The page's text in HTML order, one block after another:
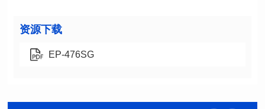
资源下载
EP-476SG